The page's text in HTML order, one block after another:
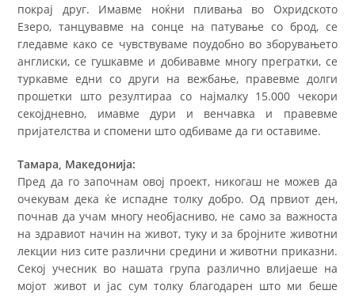
покрај друг. Имавме ноќни пливања во Охридското
Езеро, танцувавме на сонце на патување со брод, се
гледавме како се чувствуваме поудобно во зборувањето
англиски, се гушкавме и добивавме многу прегратки, се
туркавме едни со други на вежбање, правевме долги
прошетки што резултираа со најмалку 15.000 чекори
секојдневно, имавме дури и венчавка и правевме
пријателства и спомени што одбиваме да ги оставиме.
Тамара, Македонија:
Пред да го започнам овој проект, никогаш не можев да
очекувам дека ќе испадне толку добро. Од првиот ден,
почнав да учам многу необјасниво, не само за важноста
на здравиот начин на живот, туку и за бројните животни
лекции низ сите различни средини и животни приказни.
Секој учесник во нашата група различно влијаеше на
мојот живот и јас сум толку благодарен што ми беше